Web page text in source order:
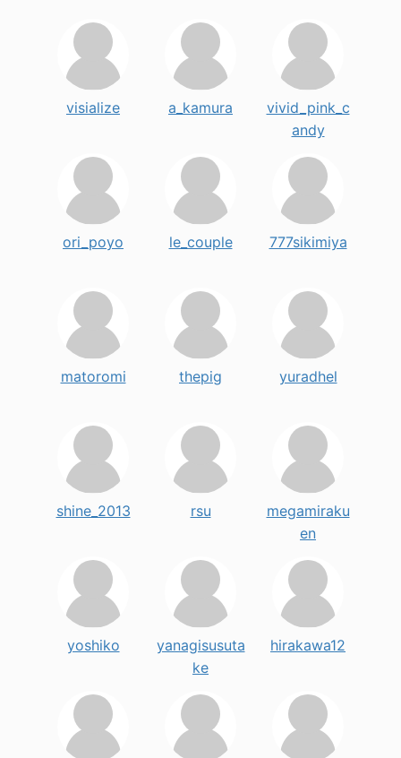
visialize a_kamura
vivid_pink_c
andy
ori_poyo le_couple 777sikimiya
matoromi thepig yuradhel
shine_2013 rsu
megamiraku
en
yoshiko
yanagisusuta
ke
hirakawa12